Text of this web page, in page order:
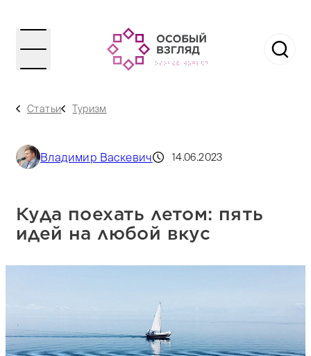
Статьи Туризм
Владимир Васкевич 14.06.2023
Куда поехать летом: пять
идей на любой вкус